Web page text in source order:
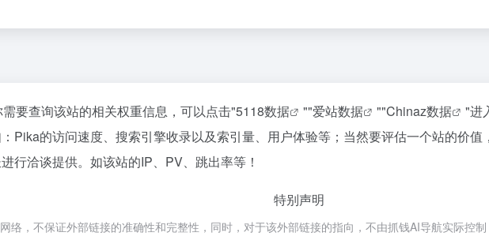
要查询该站的相关权重信息，可以点击"5118数据 ""爱站数据 ""Chinaz数据
"进
Pika的访问速度、搜索引擎收录以及索引量、用户体验等；当然要评估一个站的价
行洽谈提供。如该站的IP、PV、跳出率等！
特别声明
络，不保证外部链接的准确性和完整性，同时，对于该外部链接的指向，不由抓钱AI导航实际控